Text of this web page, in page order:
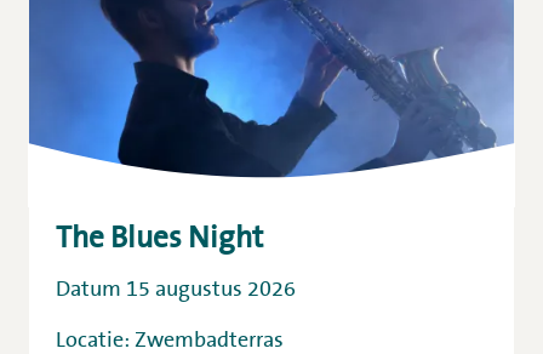
The Blues Night
Datum 15 augustus 2026
Locatie: Zwembadterras